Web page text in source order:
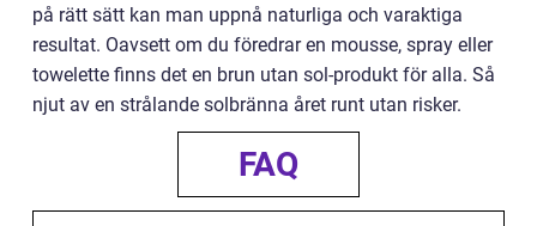
på rätt sätt kan man uppnå naturliga och varaktiga
resultat. Oavsett om du föredrar en mousse, spray eller
towelette finns det en brun utan sol-produkt för alla. Så
njut av en strålande solbränna året runt utan risker.
FAQ